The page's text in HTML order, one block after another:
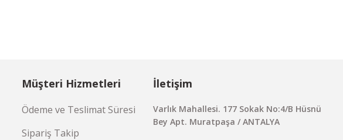
Müşteri Hizmetleri
Ödeme ve Teslimat Süresi
Sipariş Takip
İletişim
Varlık Mahallesi. 177 Sokak No:4/B Hüsnü
Bey Apt. Muratpaşa / ANTALYA